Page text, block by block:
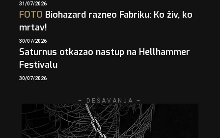
31/07/2026
FOTO Biohazard razneo Fabriku: Ko živ, ko
mrtav!
30/07/2026
Saturnus otkazao nastup na Hellhammer
Festivalu
30/07/2026
– DEŠAVANJA –